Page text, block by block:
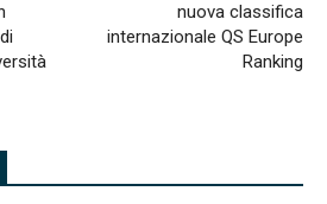
nuova classifica
internazionale QS Europe
Ranking